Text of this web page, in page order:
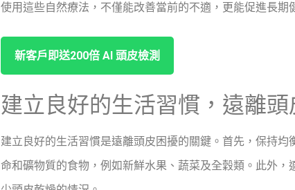
使用這些自然療法，不僅能改善當前的不適，更能促進長期
新客戶即送200倍 ⁤AI ‌頭皮檢測
建立良好的生活習慣，遠離
建立良好的生活習慣是遠離頭皮困擾的關鍵。首先，保持
命和礦物質的食物，例如新鮮水果、蔬菜及全穀類。此外